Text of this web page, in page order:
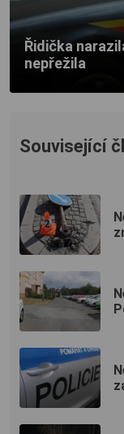
Řidička
nepřežila
Související